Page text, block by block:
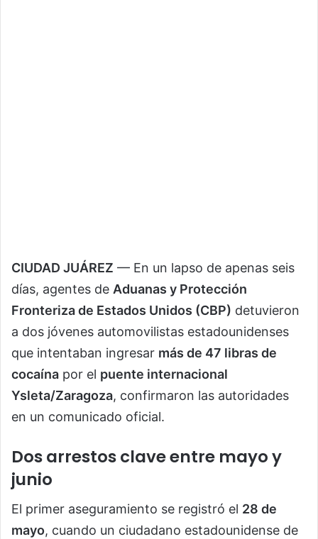
CIUDAD JUÁREZ — En un lapso de apenas seis
días, agentes de Aduanas y Protección
Fronteriza de Estados Unidos (CBP) detuvieron
a dos jóvenes automovilistas estadounidenses
que intentaban ingresar más de 47 libras de
cocaína por el puente internacional
Ysleta/Zaragoza, confirmaron las autoridades
en un comunicado oficial.
Dos arrestos clave entre mayo y
junio
El primer aseguramiento se registró el 28 de
mayo, cuando un ciudadano estadounidense de